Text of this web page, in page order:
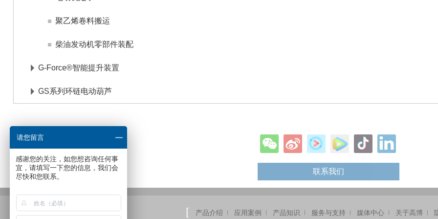
聚乙烯卷料搬运
柴油发动机零部件装配
G-Force®智能提升装置
GS系列环链电动葫芦
联系我们
产品介绍 应用案例 产品知识 服务与支持 媒体中心 关于高博
请您留言
感谢您的关注，如您想咨询任何事
宜，请填写一下您的信息，我们会
尽快和您联系。